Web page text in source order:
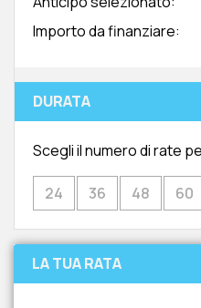
Importo da finanziare:
DURATA
Scegli il numero di rate
24 36 48 60
LA TUA RATA